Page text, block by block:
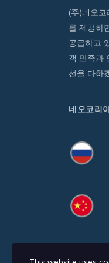
(주)네오
를 제공하
공급하고
객 만족과
선을 다하
네오코리